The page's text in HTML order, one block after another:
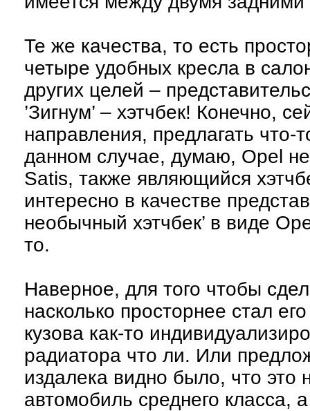
Те же качества, то есть
четыре удобных кресла в
других целей –
’Зигнум’ – хэтчбек! Конечно,
направления, предлагать
данном случае, думаю, Opel
Satis, также являющийся
интересно в качестве
необычный хэтчбек’ в виде
то.
Наверное, для того чтобы
насколько просторнее стал
кузова как-то
радиатора что ли. Или
издалека видно было, что это
автомобиль среднего класса,